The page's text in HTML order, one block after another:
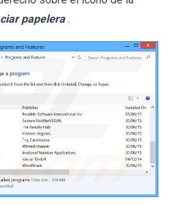
papelera .